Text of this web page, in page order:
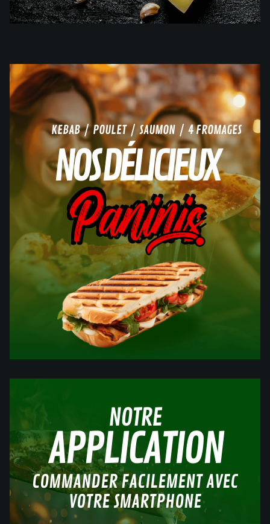
KEBAB / POULET / SAUMON / 4 FROMAGES
NOS DÉLICIEUX
Paninis
NOTRE
APPLICATION
COMMANDER FACILEMENT AVEC
VOTRE SMARTPHONE